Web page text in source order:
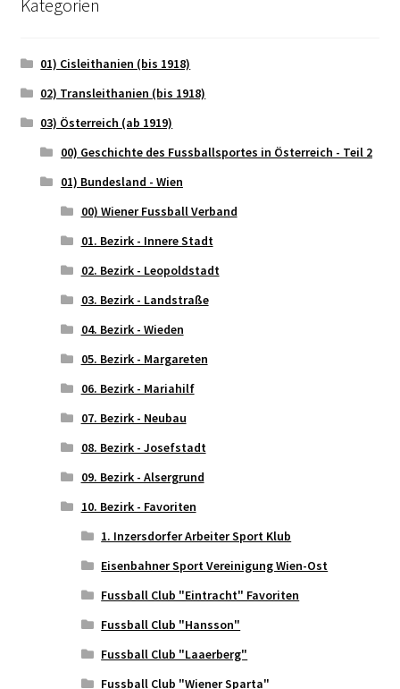
Kategorien
01) Cisleithanien (bis 1918)
02) Transleithanien (bis 1918)
03) Österreich (ab 1919)
00) Geschichte des Fussballsportes in Österreich - Teil 2
01) Bundesland - Wien
00) Wiener Fussball Verband
01. Bezirk - Innere Stadt
02. Bezirk - Leopoldstadt
03. Bezirk - Landstraße
04. Bezirk - Wieden
05. Bezirk - Margareten
06. Bezirk - Mariahilf
07. Bezirk - Neubau
08. Bezirk - Josefstadt
09. Bezirk - Alsergrund
10. Bezirk - Favoriten
1. Inzersdorfer Arbeiter Sport Klub
Eisenbahner Sport Vereinigung Wien-Ost
Fussball Club "Eintracht" Favoriten
Fussball Club "Hansson"
Fussball Club "Laaerberg"
Fussball Club "Wiener Sparta"